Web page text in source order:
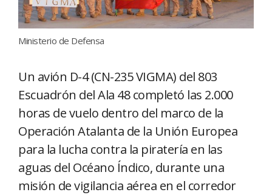
Ministerio de Defensa
Un avión D-4 (CN-235 VIGMA) del 803
Escuadrón del Ala 48 completó las 2.000
horas de vuelo dentro del marco de la
Operación Atalanta de la Unión Europea
para la lucha contra la piratería en las
aguas del Océano Índico, durante una
misión de vigilancia aérea en el corredor